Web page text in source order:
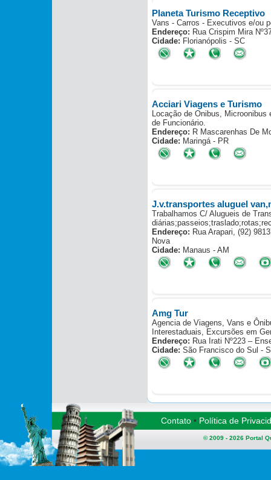
Planeta Turismo Receptivo
Vans - Carros - Executivos e/ou
Endereço: Rua Crispim Mira
Cidade: Florianópolis - SC
Acciari Viagens e Turismo
Locação de Onibus,
de Funcionário.
Endereço: R Mascarenhas De
Cidade: Maringá - PR
J.v.transportes aluguel
Trabalhamos C/ Alugueis de
Endereço: Rua Arapari, (92)
Nova
Cidade: Manaus - AM
Amg Tur
Agencia de Viagens, Vans e
Interestaduais, Excursões em
Endereço: Rua Irati Nº223 –
Cidade: São Francisco do Sul -
Contato • Política de
© 2009 - 2026 Portal